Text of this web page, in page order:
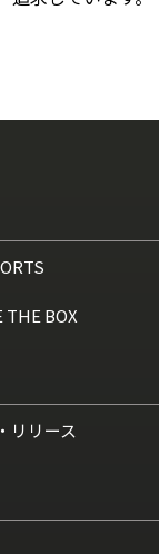
THE BOX
リリース